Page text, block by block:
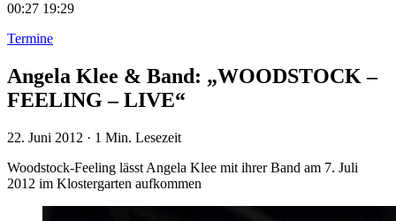
00:27 19:29
Termine
Angela Klee & Band: „WOODSTOCK –
FEELING – LIVE“
22. Juni 2012 · 1 Min. Lesezeit
Woodstock-Feeling lässt Angela Klee mit ihrer Band am 7. Juli
2012 im Klostergarten aufkommen